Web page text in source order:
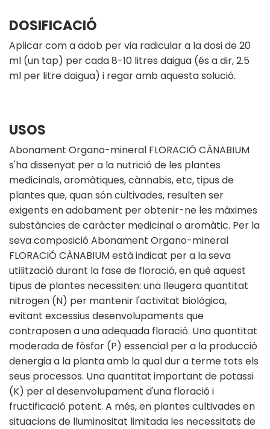
DOSIFICACIÓ
Aplicar com a adob per via radicular a la dosi de 20
ml (un tap) per cada 8-10 litres daigua (és a dir, 2.5
ml per litre daigua) i regar amb aquesta solució.
USOS
Abonament Organo-mineral FLORACIÓ CÀNABIUM
s'ha dissenyat per a la nutrició de les plantes
medicinals, aromàtiques, cànnabis, etc, tipus de
plantes que, quan són cultivades, resulten ser
exigents en adobament per obtenir-ne les màximes
substàncies de caràcter medicinal o aromàtic. Per la
seva composició Abonament Organo-mineral
FLORACIÓ CÀNABIUM està indicat per a la seva
utilització durant la fase de floració, en què aquest
tipus de plantes necessiten: una lleugera quantitat
nitrogen (N) per mantenir l'activitat biològica,
evitant excessius desenvolupaments que
contraposen a una adequada floració. Una quantitat
moderada de fòsfor (P) essencial per a la producció
denergia a la planta amb la qual dur a terme tots els
seus processos. Una quantitat important de potassi
(K) per al desenvolupament d'una floració i
fructificació potent. A més, en plantes cultivades en
situacions de lluminositat limitada les necessitats de